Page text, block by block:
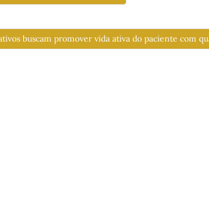
buscam promover vida ativa do paciente com